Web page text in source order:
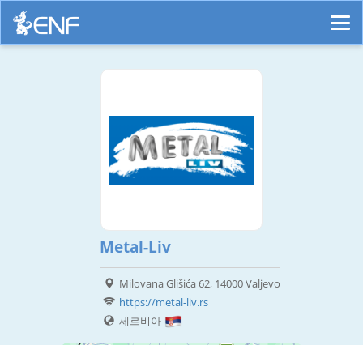
Metal-Liv
Milovana Glišića 62, 14000 Valjevo
https://metal-liv.rs
세르비아